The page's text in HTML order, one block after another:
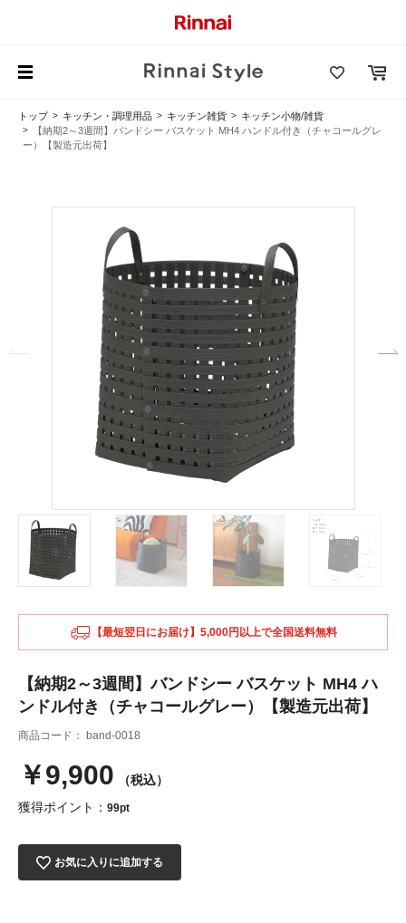
トップ キッチン・調理用品 キッチン雑貨
キッチン小物/雑貨
【納期2～3週間】バンドシー バスケット MH4 ハンドル付き（チャコールグレ
ー）【製造元出荷】
【最短翌日にお届け】5,000円以上で全国送料無料
【納期2～3週間】バンドシー バスケット MH4 ハ
ンドル付き（チャコールグレー）【製造元出荷】
商品コード： band-0018
￥9,900 （税込）
獲得ポイント： 99pt
お気に入りに追加する